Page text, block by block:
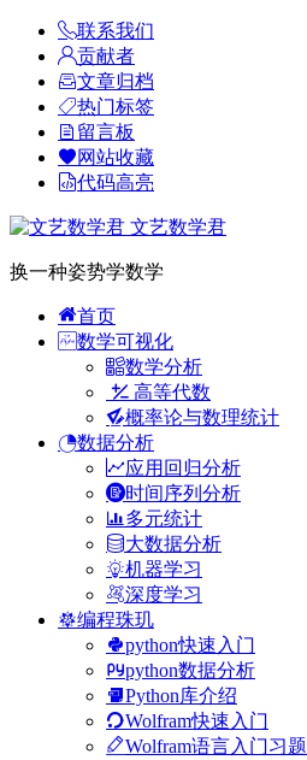
联系我们
贡献者
文章归档
热门标签
留言板
网站收藏
代码高亮
文艺数学君
换一种姿势学数学
首页
数学可视化
数学分析
高等代数
概率论与数理统计
数据分析
应用回归分析
时间序列分析
多元统计
大数据分析
机器学习
深度学习
编程珠玑
python快速入门
python数据分析
Python库介绍
Wolfram快速入门
Wolfram语言入门习题